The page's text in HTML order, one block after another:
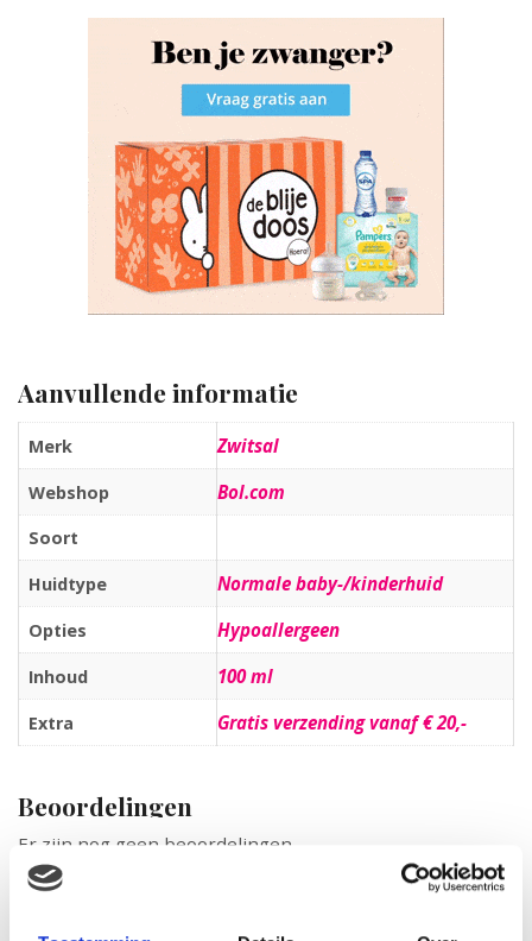
Aanvullende informatie
Merk Zwitsal
Webshop Bol.com
Soort
Huidtype Normale baby-/kinderhuid
Opties Hypoallergeen
Inhoud 100 ml
Extra Gratis verzending vanaf € 20,-
Beoordelingen
Er zijn nog geen beoordelingen.
Wees de eerste om “Zwitsal – Talkpoeder Bus 100 ml” te